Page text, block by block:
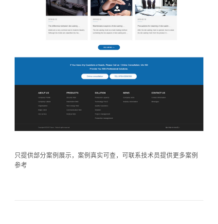
只提供部分案例展示，案例真实可查，可联系技术员提供更多案例
参考